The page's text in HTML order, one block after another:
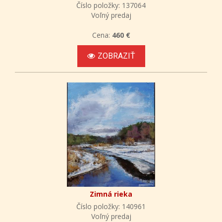
Číslo položky: 137064
Voľný predaj
Cena: 460 €
ZOBRAZIŤ
Zimná rieka
Číslo položky: 140961
Voľný predaj